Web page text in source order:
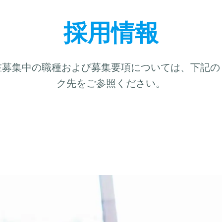
採用情報
募集中の職種および募集要項については、下記の
ク先をご参照ください。